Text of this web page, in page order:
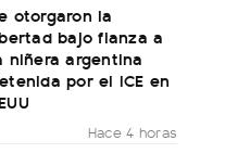
otorgaron la
bajo fianza a
niñera argentina
por el ICE en
Hace 4 horas